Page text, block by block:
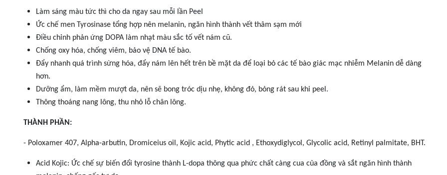
Làm sáng màu tức thì cho da ngay sau mỗi lần Peel
Ức chế men Tyrosinase tổng hợp nên melanin, ngăn hình thành vết thâm sạm mới
Điều chỉnh phản ứng DOPA làm nhạt màu sắc tố vết nám cũ.
Chống oxy hóa, chống viêm, bảo vệ DNA tế bào.
Đẩy nhanh quá trình sừng hóa, đẩy nám lên hết trên bề mặt da để loại bỏ các tế bào giác mạc nhiễm Melanin dễ dàng
hơn.
Dưỡng ẩm, làm mềm mượt da, nên sẽ bong tróc dịu nhẹ, không đỏ, bỏng rát sau khi peel.
Thông thoáng nang lông, thu nhỏ lỗ chân lông.
THÀNH PHẦN:
- Poloxamer 407, Alpha-arbutin, Dromiceius oil, Kojic acid, Phytic acid , Ethoxydiglycol, Glycolic acid, Retinyl palmitate, BHT.
Acid Kojic: Ức chế sự biến đổi tyrosine thành L-dopa thông qua phức chất càng cua của đồng và sắt ngăn hình thành